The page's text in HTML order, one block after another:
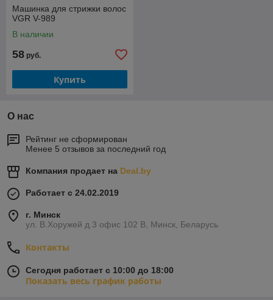
Машинка для стрижки волос
VGR V-989
В наличии
58 руб.
Купить
О нас
Рейтинг не сформирован
Менее 5 отзывов за последний год
Компания продает на Deal.by
Работает с 24.02.2019
г. Минск
ул. В.Хоружей д.3 офис 102 В, Минск, Беларусь
Контакты
Сегодня работает с 10:00 до 18:00
Показать весь график работы